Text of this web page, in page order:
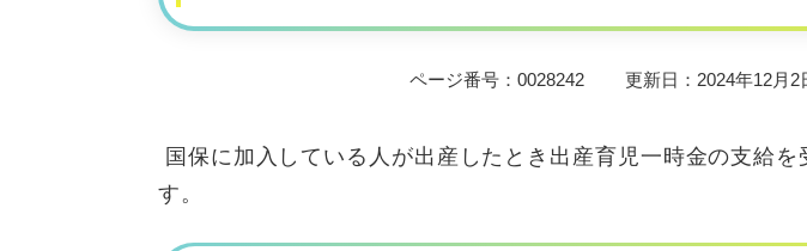
ページ番号：0028242 更新日：2024年12月2
国保に加入している人が出産したとき出産育児一時金の支給を
す。